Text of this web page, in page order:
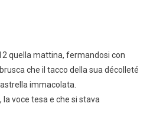
quella mattina, fermandosi con
che il tacco della sua décolleté
immacolata.
la voce tesa e che si stava